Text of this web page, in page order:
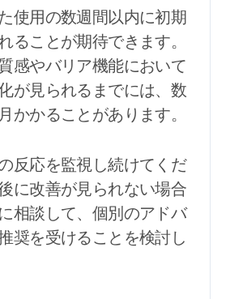
使用の数週間以内に初期
ることが期待できます。
感やバリア機能において
が見られるまでには、数
かかることがあります。
反応を監視し続けてくだ
に改善が見られない場合
相談して、個別のアドバ
奨を受けることを検討し